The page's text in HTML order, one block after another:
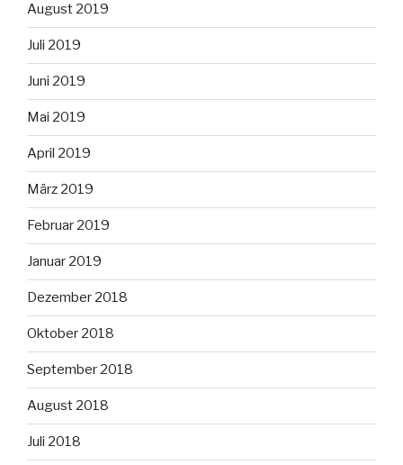
August 2019
Juli 2019
Juni 2019
Mai 2019
April 2019
März 2019
Februar 2019
Januar 2019
Dezember 2018
Oktober 2018
September 2018
August 2018
Juli 2018